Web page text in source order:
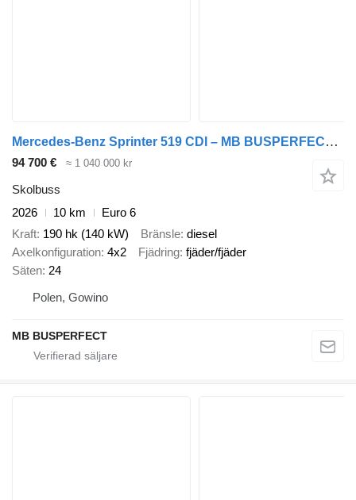
Mercedes-Benz Sprinter 519 CDI – MB BUSPERFECT - Executive Line
94 700 € ≈ 1 040 000 kr
Skolbuss
2026
10 km
Euro 6
Kraft 190 hk (140 kW) Bränsle diesel
Axelkonfiguration 4x2 Fjädring fjäder/fjäder
Säten 24
Polen, Gowino
MB BUSPERFECT